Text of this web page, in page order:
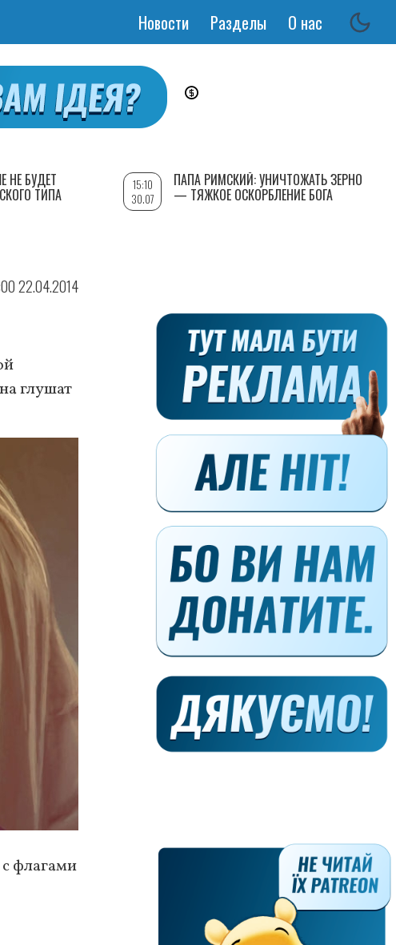
Основная
Новости Разделы О нас
22.04.2014
глушат
флагами
НЕ БУДЕТ
ТИПА
15:10
30.07
ПАПА РИМСКИЙ: УНИЧТОЖАТЬ ЗЕРНО
— ТЯЖКОЕ ОСКОРБЛЕНИЕ БОГА